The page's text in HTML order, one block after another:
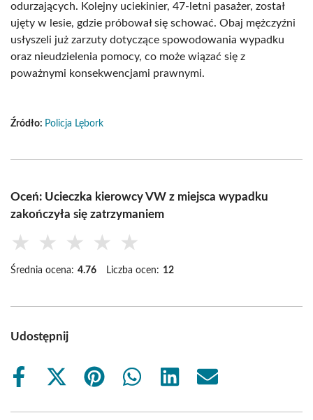
odurzających. Kolejny uciekinier, 47-letni pasażer, został
ujęty w lesie, gdzie próbował się schować. Obaj mężczyźni
usłyszeli już zarzuty dotyczące spowodowania wypadku
oraz nieudzielenia pomocy, co może wiązać się z
poważnymi konsekwencjami prawnymi.
Źródło: Policja Lębork
Oceń: Ucieczka kierowcy VW z miejsca wypadku
zakończyła się zatrzymaniem
★ ★ ★ ★ ★
Średnia ocena: 4.76 Liczba ocen: 12
Udostępnij
Share
Share
(Twitter)
Share
Share
Share
Share